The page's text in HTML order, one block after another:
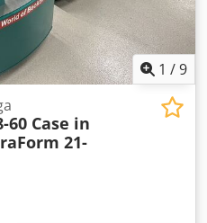
1 /9
60 Case in
21-